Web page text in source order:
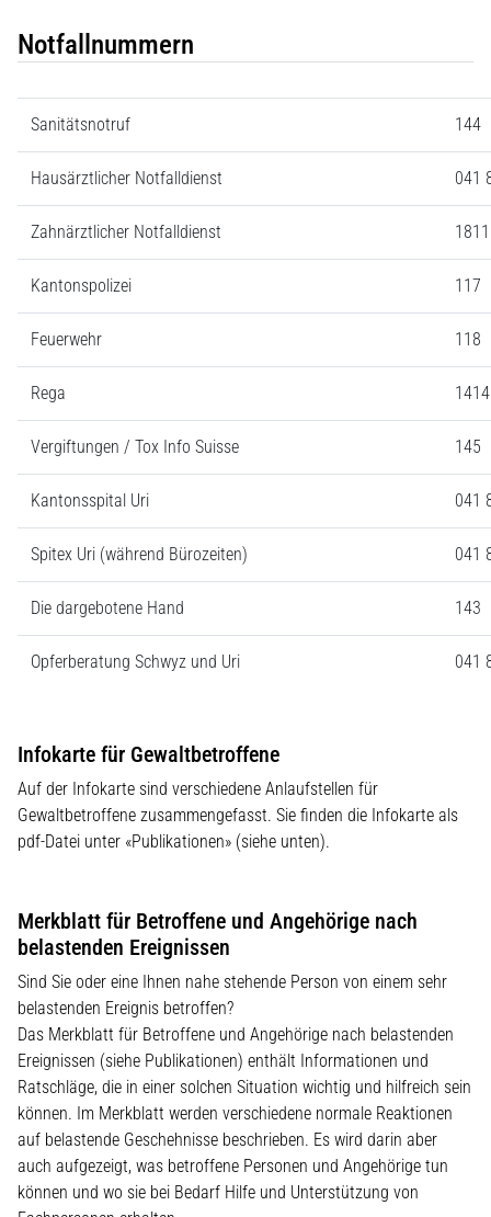
Notfallnummern
Sanitätsnotruf 144
Hausärztlicher Notfalldienst 041
Zahnärztlicher Notfalldienst 1811
Kantonspolizei 117
Feuerwehr 118
Rega 1414
Vergiftungen / Tox Info Suisse 145
Kantonsspital Uri 041
Spitex Uri (während Bürozeiten) 041
Die dargebotene Hand 143
Opferberatung Schwyz und Uri 041
Infokarte für Gewaltbetroffene
Auf der Infokarte sind verschiedene Anlaufstellen für
Gewaltbetroffene zusammengefasst. Sie finden die Infokarte als
pdf-Datei unter «Publikationen» (siehe unten).
Merkblatt für Betroffene und Angehörige nach
belastenden Ereignissen
Sind Sie oder eine Ihnen nahe stehende Person von einem sehr
belastenden Ereignis betroffen?
Das Merkblatt für Betroffene und Angehörige nach belastenden
Ereignissen (siehe Publikationen) enthält Informationen und
Ratschläge, die in einer solchen Situation wichtig und hilfreich sein
können. Im Merkblatt werden verschiedene normale Reaktionen
auf belastende Geschehnisse beschrieben. Es wird darin aber
auch aufgezeigt, was betroffene Personen und Angehörige tun
können und wo sie bei Bedarf Hilfe und Unterstützung von